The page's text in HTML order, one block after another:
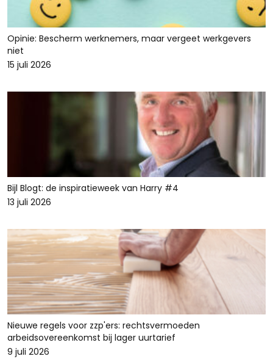
Opinie: Bescherm werknemers, maar vergeet werkgevers
niet
15 juli 2026
Bijl Blogt: de inspiratieweek van Harry #4
13 juli 2026
Nieuwe regels voor zzp'ers: rechtsvermoeden
arbeidsovereenkomst bij lager uurtarief
9 juli 2026